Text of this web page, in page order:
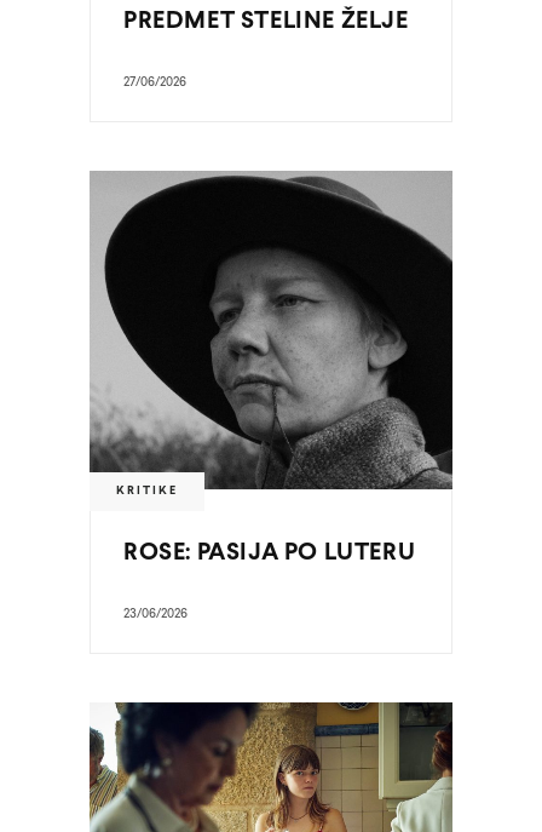
PREDMET STELINE ŽELJE
27/06/2026
KRITIKE
ROSE: PASIJA PO LUTERU
23/06/2026